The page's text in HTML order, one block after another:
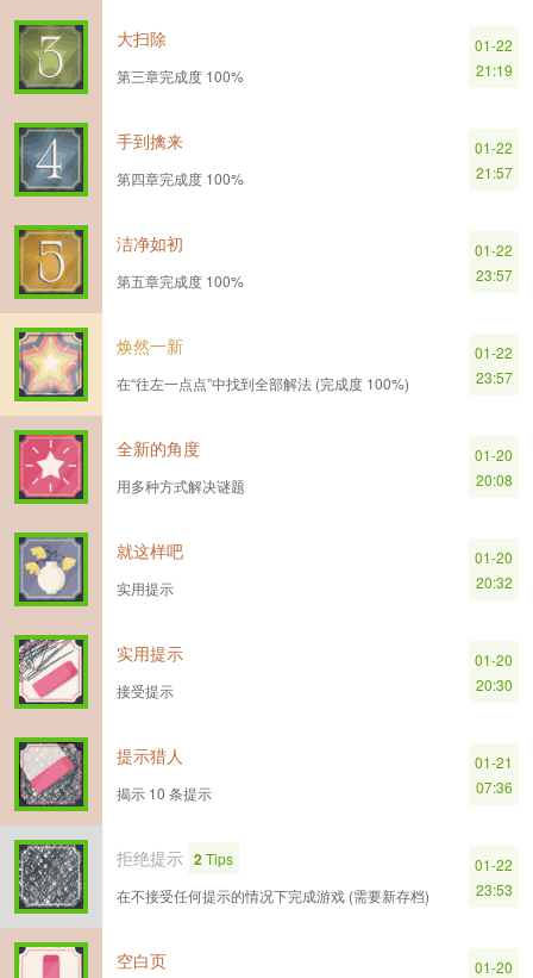
大扫除
第三章完成度 100%
01-22
21:19
手到擒来
第四章完成度 100%
01-22
21:57
洁净如初
第五章完成度 100%
01-22
23:57
焕然一新
在“往左一点点”中找到全部解法 (完成度 100%)
01-22
23:57
全新的角度
用多种方式解决谜题
01-20
20:08
就这样吧
实用提示
01-20
20:32
实用提示
接受提示
01-20
20:30
提示猎人
揭示 10 条提示
01-21
07:36
拒绝提示 2Tips
在不接受任何提示的情况下完成游戏 (需要新存档)
01-22
23:53
空白页
01-20